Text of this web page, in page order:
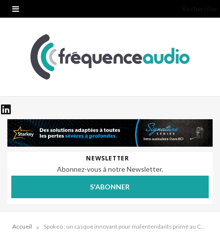
NEWSLETTER
Abonnez-vous à notre Newsletter.
S'ABONNER
Accueil » Spokeo : un casque innovant pour malentendants primé au Concours Lépine 2025